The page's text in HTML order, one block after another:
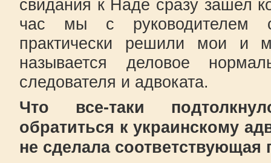
свидания к Наде сразу зашел
час мы с руководителем
практически решили мои и
называется деловое
следователя и адвоката.
Что все-таки
обратиться к украинскому
не сделала соответствующая